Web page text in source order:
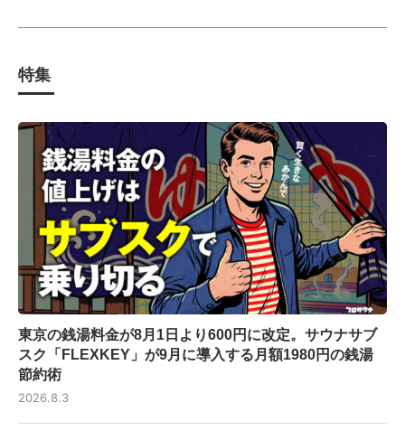
特集
東京の銭湯料金が8月1日より600円に改定。サウナサブ
スク「FLEXKEY」が9月に導入する月額1980円の銭湯
節約術
2026.8.3